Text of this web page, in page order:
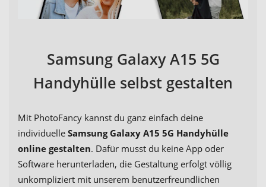
Samsung Galaxy A15 5G
Handyhülle selbst gestalten
Mit PhotoFancy kannst du ganz einfach deine
individuelle Samsung Galaxy A15 5G Handyhülle
online gestalten. Dafür musst du keine App oder
Software herunterladen, die Gestaltung erfolgt völlig
unkompliziert mit unserem benutzerfreundlichen